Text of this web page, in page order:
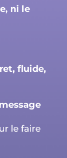
ni le
fluide,
le faire